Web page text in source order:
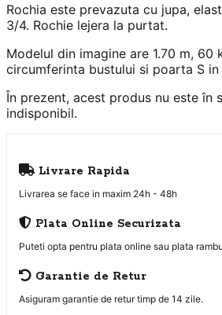
Rochia este prevazuta cu jupa,
3/4. Rochie lejera la purtat.
Modelul din imagine are 1.70 m, 60
circumferinta bustului si poarta S in
În prezent, acest produs nu este în
indisponibil.
Livrare Rapida
Livrarea se face in maxim 24h - 48h
Plata Online Securizata
Puteti opta pentru plata online sau plata
Garantie de Retur
Asiguram garantie de retur timp de 14 zile.